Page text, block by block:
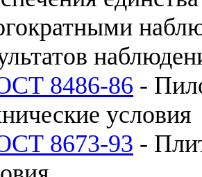
8486-86 -
условия
8673-93 -